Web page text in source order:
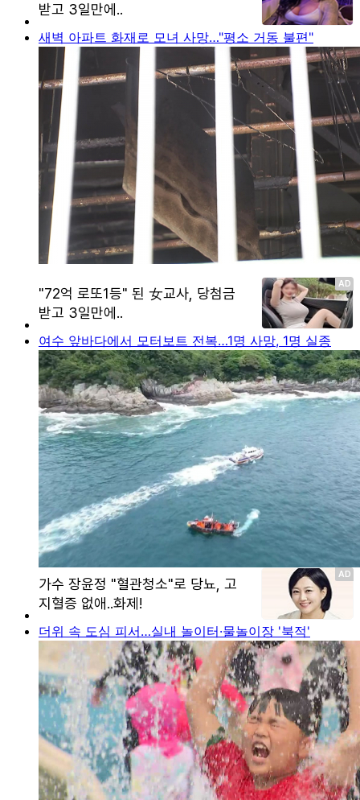
새벽 아파트 화재로 모녀 사망…"평소 거동 불편"
여수 앞바다에서 모터보트 전복…1명 사망, 1명 실종
더위 속 도심 피서…실내 놀이터·물놀이장 '북적'